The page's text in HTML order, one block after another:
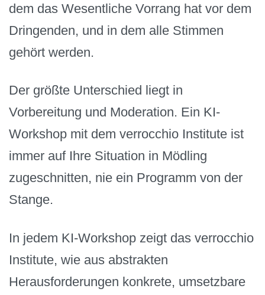
dem das Wesentliche Vorrang hat vor dem
Dringenden, und in dem alle Stimmen
gehört werden.
Der größte Unterschied liegt in
Vorbereitung und Moderation. Ein KI-
Workshop mit dem verrocchio Institute ist
immer auf Ihre Situation in Mödling
zugeschnitten, nie ein Programm von der
Stange.
In jedem KI-Workshop zeigt das verrocchio
Institute, wie aus abstrakten
Herausforderungen konkrete, umsetzbare